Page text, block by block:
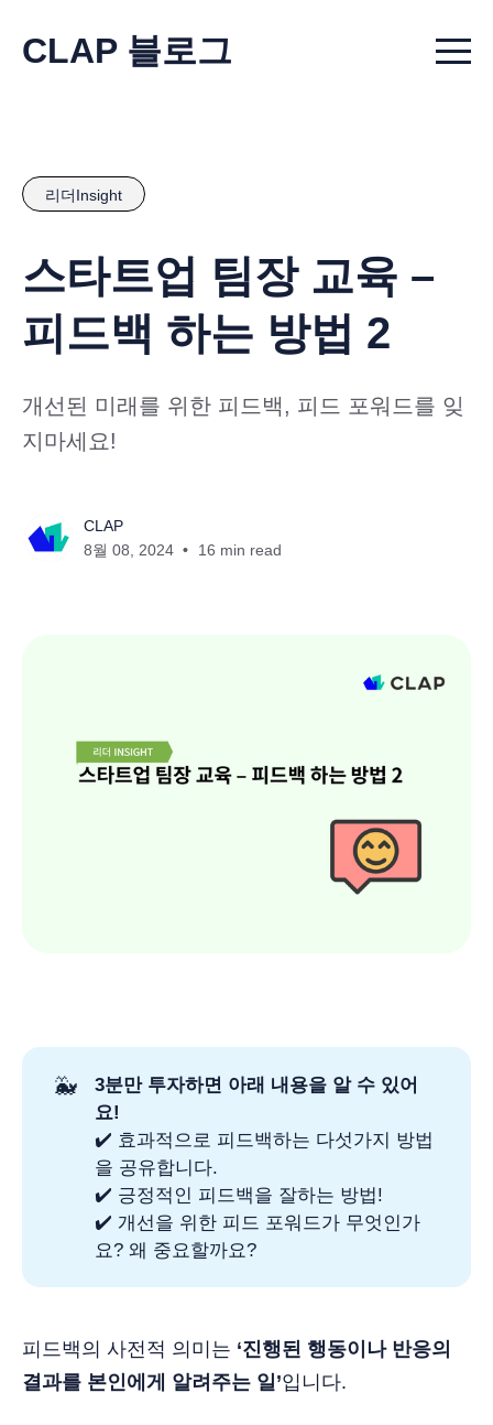
CLAP 블로그 Menu
리더Insight
스타트업 팀장 교육 –
피드백 하는 방법 2
개선된 미래를 위한 피드백, 피드 포워드를 잊
지마세요!
CLAP
8월 08, 2024
16 min read
🐳
3분만 투자하면 아래 내용을 알 수 있어
요!
✔️ 효과적으로 피드백하는 다섯가지 방법
을 공유합니다.
✔️ 긍정적인 피드백을 잘하는 방법!
✔️ 개선을 위한 피드 포워드가 무엇인가
요? 왜 중요할까요?
피드백의 사전적 의미는 ‘진행된 행동이나 반응의
결과를 본인에게 알려주는 일’입니다.